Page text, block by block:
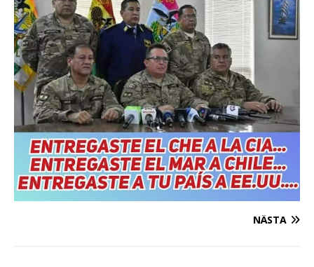
NÄSTA